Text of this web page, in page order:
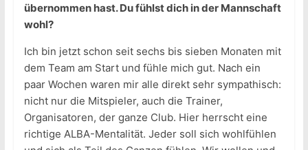
übernommen hast. Du fühlst dich in der Mannschaft
wohl?
Ich bin jetzt schon seit sechs bis sieben Monaten mit
dem Team am Start und fühle mich gut. Nach ein
paar Wochen waren mir alle direkt sehr sympathisch:
nicht nur die Mitspieler, auch die Trainer,
Organisatoren, der ganze Club. Hier herrscht eine
richtige ALBA-Mentalität. Jeder soll sich wohlfühlen